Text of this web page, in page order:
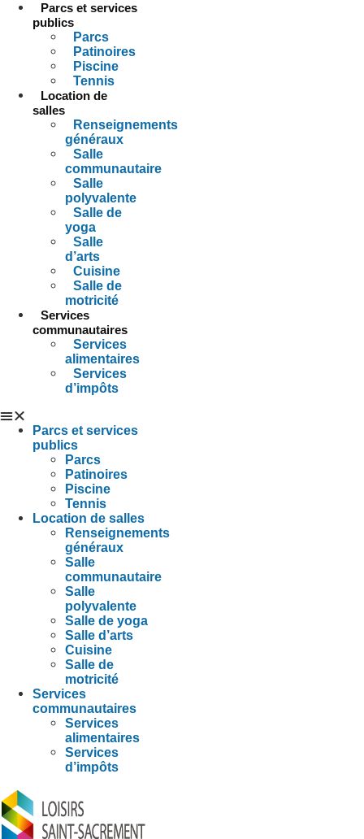
Parcs et services
publics
Parcs
Patinoires
Piscine
Tennis
Location de
salles
Renseignements
généraux
Salle
communautaire
Salle
polyvalente
Salle de
yoga
Salle
d’arts
Cuisine
Salle de
motricité
Services
communautaires
Services
alimentaires
Services
d’impôts
Parcs et services
publics
Parcs
Patinoires
Piscine
Tennis
Location de salles
Renseignements
généraux
Salle
communautaire
Salle
polyvalente
Salle de yoga
Salle d’arts
Cuisine
Salle de
motricité
Services
communautaires
Services
alimentaires
Services
d’impôts